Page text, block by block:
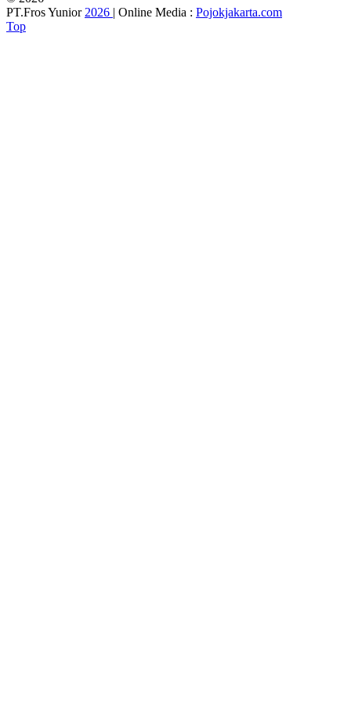
PT.Fros Yunior 2026 | Online Media : Pojokjakarta.com
Top